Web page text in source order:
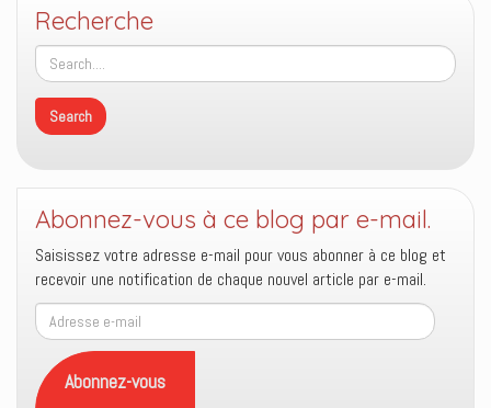
Recherche
Abonnez-vous à ce blog par e-mail.
Saisissez votre adresse e-mail pour vous abonner à ce blog et
recevoir une notification de chaque nouvel article par e-mail.
Adresse
e-
mail
Abonnez-vous